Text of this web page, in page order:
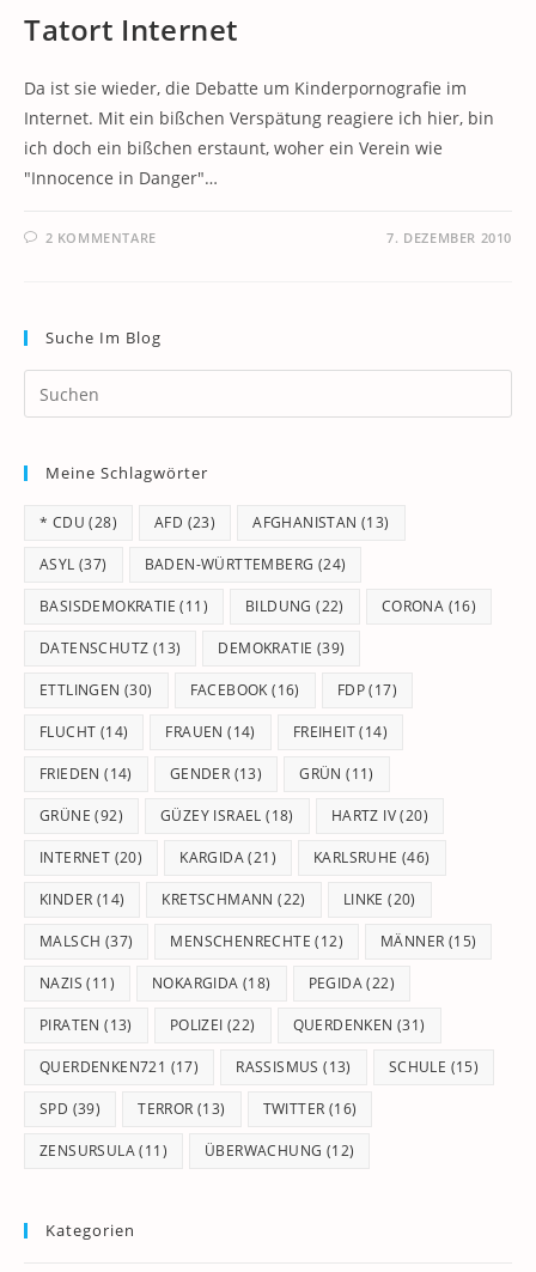
Tatort Internet
Da ist sie wieder, die Debatte um Kinderpornografie im
Internet. Mit ein bißchen Verspätung reagiere ich hier, bin
ich doch ein bißchen erstaunt, woher ein Verein wie
"Innocence in Danger"…
2 KOMMENTARE 7. DEZEMBER 2010
Suche Im Blog
Meine Schlagwörter
* CDU (28) AFD (23) AFGHANISTAN (13)
ASYL (37) BADEN-WÜRTTEMBERG (24)
BASISDEMOKRATIE (11) BILDUNG (22) CORONA (16)
DATENSCHUTZ (13) DEMOKRATIE (39)
ETTLINGEN (30) FACEBOOK (16) FDP(17)
FLUCHT (14) FRAUEN (14) FREIHEIT(14)
FRIEDEN (14) GENDER (13) GRÜN (11)
GRÜNE (92) GÜZEY ISRAEL (18) HARTZ IV(20)
INTERNET (20) KARGIDA(21) KARLSRUHE (46)
KINDER (14) KRETSCHMANN (22) LINKE (20)
MALSCH (37) MENSCHENRECHTE (12) MÄNNER (15)
NAZIS (11) NOKARGIDA (18) PEGIDA(22)
PIRATEN (13) POLIZEI (22) QUERDENKEN (31)
QUERDENKEN721 (17) RASSISMUS (13) SCHULE (15)
SPD (39) TERROR (13) TWITTER (16)
ZENSURSULA(11) ÜBERWACHUNG (12)
Kategorien